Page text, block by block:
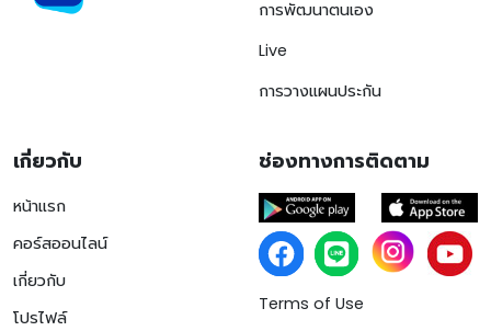
การพัฒนาตนเอง
Live
การวางแผนประกัน
เกี่ยวกับ
หน้าแรก
คอร์สออนไลน์
เกี่ยวกับ
โปรไฟล์
ช่องทางการติดตาม
Terms of Use